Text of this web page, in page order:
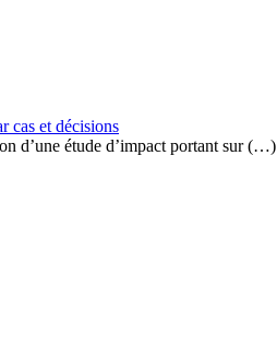
cas et décisions
d’une étude d’impact portant sur (…)